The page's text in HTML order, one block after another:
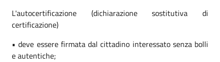
L'autocertificazione (dichiarazione sostitutiva di
certificazione)
• deve essere firmata dal cittadino interessato senza bolli
e autentiche;